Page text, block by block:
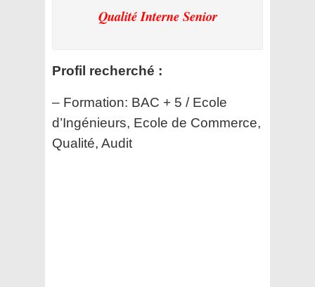
Qualité Interne Senior
Profil recherché :
– Formation: BAC + 5 / Ecole
d’Ingénieurs, Ecole de Commerce,
Qualité, Audit